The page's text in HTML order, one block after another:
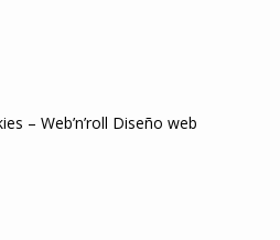
– Web’n’roll Diseño web